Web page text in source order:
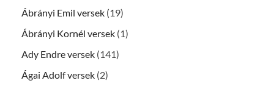
Ábrányi Emil versek (19)
Ábrányi Kornél versek (1)
Ady Endre versek (141)
Ágai Adolf versek (2)